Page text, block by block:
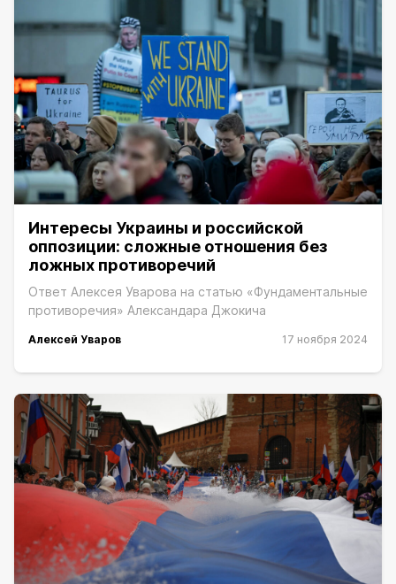
Интересы Украины и российской
оппозиции: сложные отношения без
ложных противоречий
Ответ Алексея Уварова на статью «Фундаментальные
противоречия» Александара Джокича
Алексей Уваров 17 ноября 2024